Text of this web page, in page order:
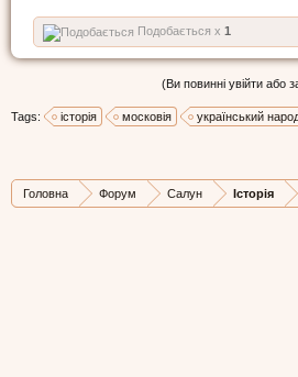
Подобається x 1
(Ви повинні увійти або
Tags: історія московія український
Головна Форум Салун Історія